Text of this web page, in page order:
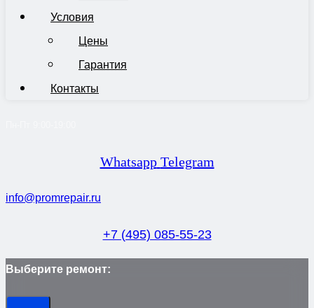
Условия
Цены
Гарантия
Контакты
Whatsapp Telegram
info@promrepair.ru
+7 (495) 085-55-23
Выберите ремонт: